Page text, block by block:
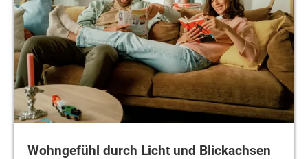
Wohngefühl durch Licht und Blickachsen